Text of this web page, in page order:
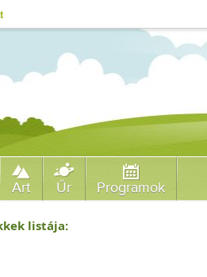
Art Űr Programok
listája: